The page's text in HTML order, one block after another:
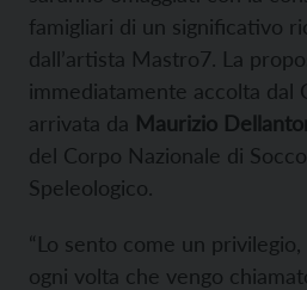
famigliari di un significativo
dall’artista Mastro7. La
immediatamente accolta dal
arrivata da Maurizio
del Corpo Nazionale di
Speleologico.
“Lo sento come un
ogni volta che vengo